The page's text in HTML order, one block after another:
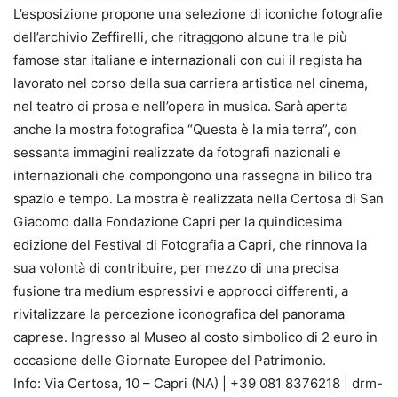
L’esposizione propone una selezione di iconiche fotografie
dell’archivio Zeffirelli, che ritraggono alcune tra le più
famose star italiane e internazionali con cui il regista ha
lavorato nel corso della sua carriera artistica nel cinema,
nel teatro di prosa e nell’opera in musica. Sarà aperta
anche la mostra fotografica “Questa è la mia terra”, con
sessanta immagini realizzate da fotografi nazionali e
internazionali che compongono una rassegna in bilico tra
spazio e tempo. La mostra è realizzata nella Certosa di San
Giacomo dalla Fondazione Capri per la quindicesima
edizione del Festival di Fotografia a Capri, che rinnova la
sua volontà di contribuire, per mezzo di una precisa
fusione tra medium espressivi e approcci differenti, a
rivitalizzare la percezione iconografica del panorama
caprese. Ingresso al Museo al costo simbolico di 2 euro in
occasione delle Giornate Europee del Patrimonio.
Info: Via Certosa, 10 – Capri (NA) | +39 081 8376218 | drm-